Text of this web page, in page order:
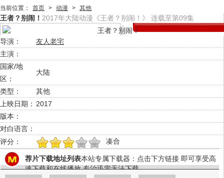
当前位置： 首页 > 动漫 > 其他
王者？别闹！ 2017年大陆动漫《王者？别闹！》 连载至第09集
导演：
友人老宅
主演：
国家/地
区：
大陆
类型：
其他
上映日期： 2017
版本：
对白语言：
评分：
1 3 4 5 凑合
荐片下载地址列表本站专属下载器：点击下方链接 即可享受高
速下载和在线播放 专治迅雷无法下载